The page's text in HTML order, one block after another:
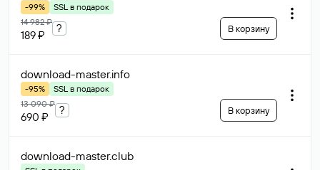
-99%
SSL в подарок
14 982 ₽
189 ₽
? В корзину
download-master.info
-95%
SSL в подарок
13 090 ₽
690 ₽
? В корзину
download-master.club